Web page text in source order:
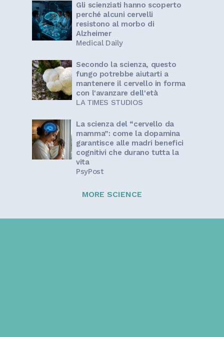
Gli scienziati hanno scoperto
perché alcuni cervelli
resistono al morbo di
Alzheimer
Medical Daily
Secondo la scienza, questo
fungo potrebbe aiutarti a
mantenere il cervello in forma
con l'avanzare dell'età
LA TIMES STUDIOS
La scienza del “cervello da
mamma”: come la dopamina
garantisce alle madri benefici
cognitivi che durano tutta la
vita
PsyPost
MORE SCIENCE